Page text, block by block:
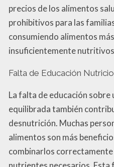
precios de los alimentos
prohibitivos para las
consumiendo alimentos
insuficientemente
Falta de Educación
La falta de educación sobre
equilibrada también
desnutrición. Muchas
alimentos son más
combinarlos